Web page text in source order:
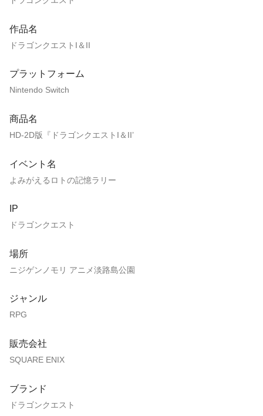
作品名
ドラゴンクエストI＆II
プラットフォーム
Nintendo Switch
商品名
HD-2D版『ドラゴンクエストI＆II’
イベント名
よみがえるロトの記憶ラリー
IP
ドラゴンクエスト
場所
ニジゲンノモリ アニメ淡路島公園
ジャンル
RPG
販売会社
SQUARE ENIX
ブランド
ドラゴンクエスト